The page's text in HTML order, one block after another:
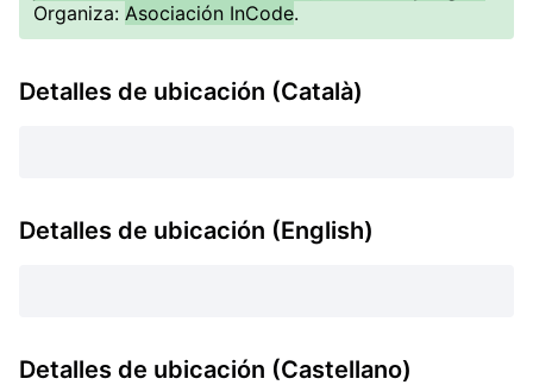
Organiza: Asociación InCode.
Detalles de ubicación (Català)
Detalles de ubicación (English)
Detalles de ubicación (Castellano)